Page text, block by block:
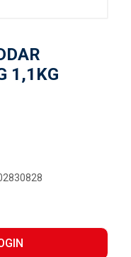
1,1KG